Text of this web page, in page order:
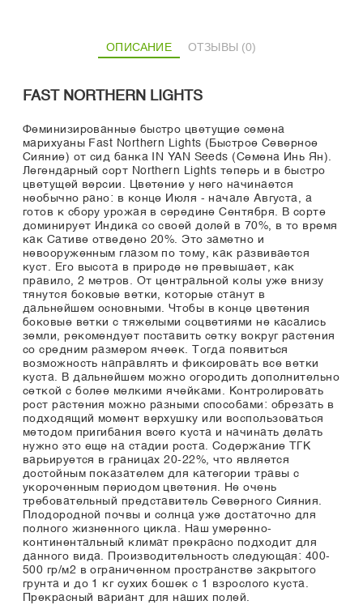
ОПИСАНИЕ ОТЗЫВЫ (0)
FAST NORTHERN LIGHTS
Феминизированные быстро цветущие семена
марихуаны Fast Northern Lights (Быстрое Северное
Сияние) от сид банка IN YAN Seeds (Семена Инь Ян).
Легендарный сорт Northern Lights теперь и в быстро
цветущей версии. Цветение у него начинается
необычно рано: в конце Июля - начале Августа, а
готов к сбору урожая в середине Сентября. В сорте
доминирует Индика со своей долей в 70%, в то время
как Сативе отведено 20%. Это заметно и
невооруженным глазом по тому, как развивается
куст. Его высота в природе не превышает, как
правило, 2 метров. От центральной колы уже внизу
тянутся боковые ветки, которые станут в
дальнейшем основными. Чтобы в конце цветения
боковые ветки с тяжелыми соцветиями не касались
земли, рекомендует поставить сетку вокруг растения
со средним размером ячеек. Тогда появиться
возможность направлять и фиксировать все ветки
куста. В дальнейшем можно огородить дополнительно
сеткой с более мелкими ячейками. Контролировать
рост растения можно разными способами: обрезать в
подходящий момент верхушку или воспользоваться
методом пригибания всего куста и начинать делать
нужно это еще на стадии роста. Содержание ТГК
варьируется в границах 20-22%, что является
достойным показателем для категории травы с
укороченным периодом цветения. Не очень
требовательный представитель Северного Сияния.
Плодородной почвы и солнца уже достаточно для
полного жизненного цикла. Наш умеренно-
континентальный климат прекрасно подходит для
данного вида. Производительность следующая: 400-
500 гр/м2 в ограниченном пространстве закрытого
грунта и до 1 кг сухих бошек с 1 взрослого куста.
Прекрасный вариант для наших полей.